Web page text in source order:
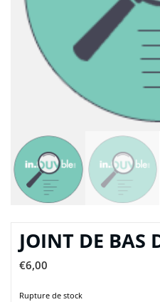
JOINT DE BAS
€6,00
Rupture de stock